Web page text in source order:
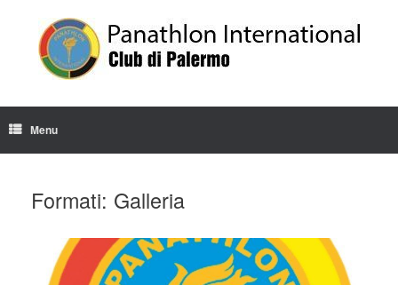
Menu
Formati: Galleria